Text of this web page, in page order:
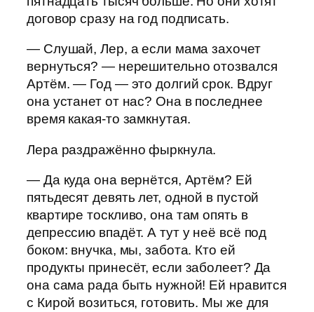
договор сразу на год подписать.
— Слушай, Лер, а если мама захочет
вернуться? — нерешительно отозвался
Артём. — Год — это долгий срок. Вдруг
она устанет от нас? Она в последнее
время какая-то замкнутая.
Лера раздражённо фыркнула.
— Да куда она вернётся, Артём? Ей
пятьдесят девять лет, одной в пустой
квартире тоскливо, она там опять в
депрессию впадёт. А тут у неё всё под
боком: внучка, мы, забота. Кто ей
продукты принесёт, если заболеет? Да
она сама рада быть нужной! Ей нравится
с Кирой возиться, готовить. Мы же для